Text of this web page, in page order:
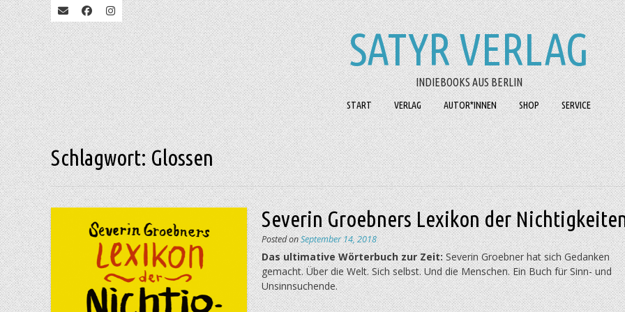
SATYR VERLAG
INDIEBOOKS AUS BERLIN
START VERLAG AUTOR*INNEN SHOP SERVICE
Schlagwort:Glossen
Severin Groebners Lexikon der
Posted onSeptember 14, 2018
Das ultimative Wörterbuch zur Zeit:Severin Groebner hat sich Gedanken
gemacht. Über die Welt. Sich selbst. Und die Menschen. Ein Buch für Sinn- und
Unsinn­suchende.